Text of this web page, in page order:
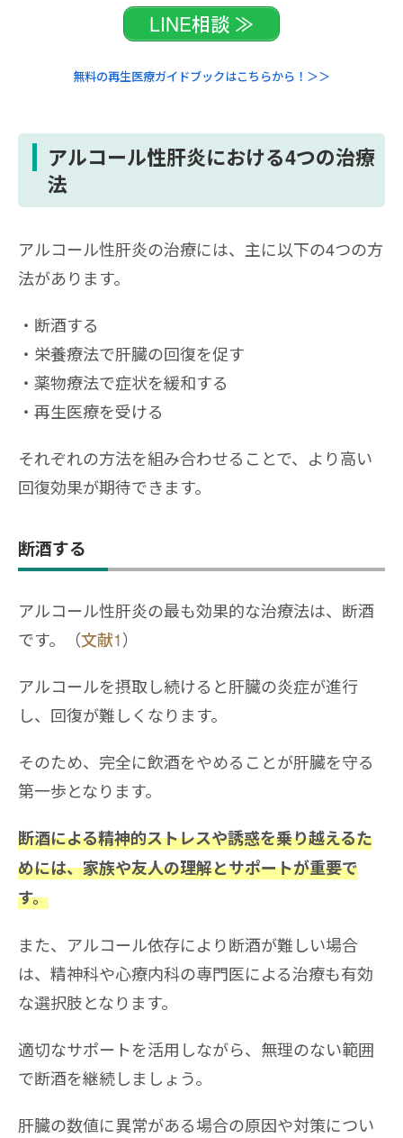
LINE相談 ≫
無料の再生医療ガイドブックはこちらから！＞＞
アルコール性肝炎における4つの治療
法
アルコール性肝炎の治療には、主に以下の4つの方
法があります。
断酒する
栄養療法で肝臓の回復を促す
薬物療法で症状を緩和する
再生医療を受ける
それぞれの方法を組み合わせることで、より高い
回復効果が期待できます。
断酒する
アルコール性肝炎の最も効果的な治療法は、断酒
です。（文献1）
アルコールを摂取し続けると肝臓の炎症が進行
し、回復が難しくなります。
そのため、完全に飲酒をやめることが肝臓を守る
第一歩となります。
断酒による精神的ストレスや誘惑を乗り越えるた
めには、家族や友人の理解とサポートが重要で
す。
また、アルコール依存により断酒が難しい場合
は、精神科や心療内科の専門医による治療も有効
な選択肢となります。
適切なサポートを活用しながら、無理のない範囲
で断酒を継続しましょう。
肝臓の数値に異常がある場合の原因や対策につい